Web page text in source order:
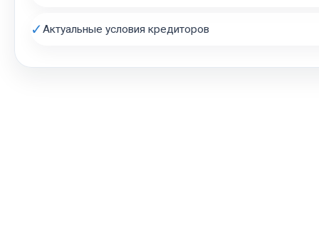
✓Актуальные условия кредиторов